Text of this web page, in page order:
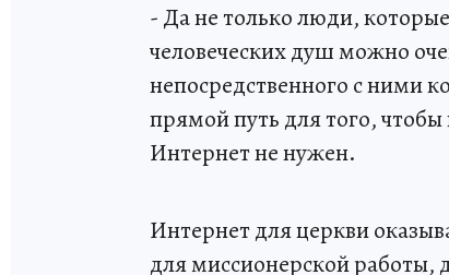
- Да не только люди,
человеческих душ можно
непосредственного с ними
прямой путь для того,
Интернет не нужен.
Интернет для церкви
для миссионерской работы,